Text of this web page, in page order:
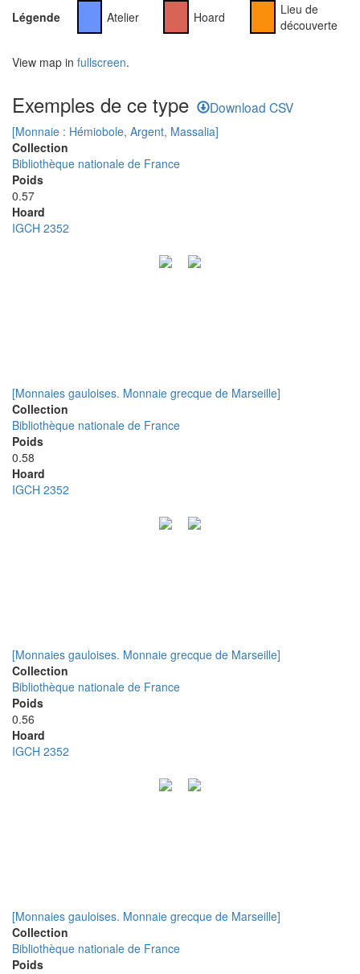
Légende Atelier Hoard
Lieu de
découverte
View map in fullscreen.
Exemples de ce type Download CSV
[Monnaie : Hémiobole, Argent, Massalia]
Collection
Bibliothèque nationale de France
Poids
0.57
Hoard
IGCH 2352
[Monnaies gauloises. Monnaie grecque de Marseille]
Collection
Bibliothèque nationale de France
Poids
0.58
Hoard
IGCH 2352
[Monnaies gauloises. Monnaie grecque de Marseille]
Collection
Bibliothèque nationale de France
Poids
0.56
Hoard
IGCH 2352
[Monnaies gauloises. Monnaie grecque de Marseille]
Collection
Bibliothèque nationale de France
Poids